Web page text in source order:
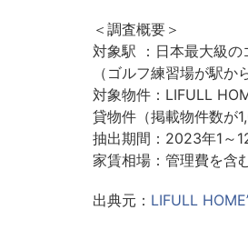
＜調査概要＞
対象駅 ：日本最大級
（ゴルフ練習場が駅か
対象物件：LIFULL
貸物件（掲載物件数が
抽出期間：2023年1～
家賃相場：管理費を含
出典元： LIFULL